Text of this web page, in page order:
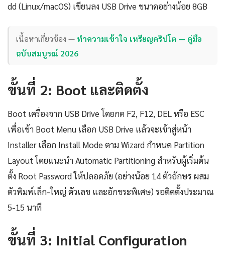
dd (Linux/macOS) เขียนลง USB Drive ขนาดอย่างน้อย 8GB
เนื้อหาเกี่ยวข้อง — ทำความเข้าใจ เหรียญคริปโต — คู่มือ
ฉบับสมบูรณ์ 2026
ขั้นที่ 2: Boot และติดตั้ง
Boot เครื่องจาก USB Drive โดยกด F2, F12, DEL หรือ ESC
เพื่อเข้า Boot Menu เลือก USB Drive แล้วจะเข้าสู่หน้า
Installer เลือก Install Mode ตาม Wizard กำหนด Partition
Layout โดยแนะนำ Automatic Partitioning สำหรับผู้เริ่มต้น
ตั้ง Root Password ให้ปลอดภัย (อย่างน้อย 14 ตัวอักษร ผสม
ตัวพิมพ์เล็ก-ใหญ่ ตัวเลข และอักขระพิเศษ) รอติดตั้งประมาณ
5-15 นาที
ขั้นที่ 3: Initial Configuration